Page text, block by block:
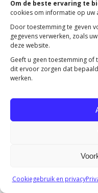
Om de beste ervaring te
cookies om informatie op uw
Door toestemming te geven
gegevens verwerken, zoals
deze website.
Geeft u geen toestemming of
dit ervoor zorgen dat
werken.
Cookiegebruik en privacy